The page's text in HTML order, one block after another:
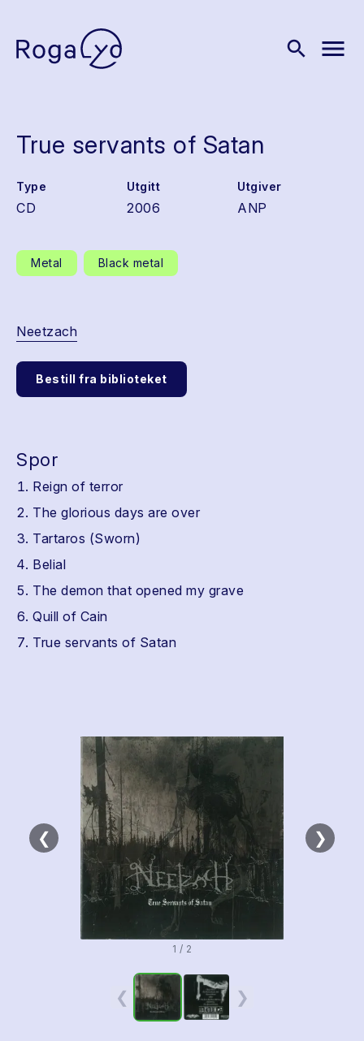
search menu
True servants of Satan
Type
CD
Utgitt
2006
Utgiver
ANP
Metal Black metal
Neetzach
Bestill fra biblioteket
Spor
Reign of terror
The glorious days are over
Tartaros (Sworn)
Belial
The demon that opened my grave
Quill of Cain
True servants of Satan
❮ ❯
1 / 2
❮ ❯